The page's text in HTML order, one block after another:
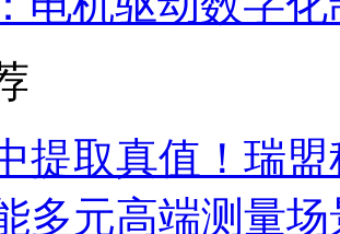
提取真值！瑞
多元高端测量场